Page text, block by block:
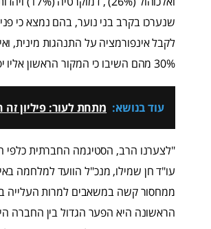
שנערכו בקרב בני נוער, בהם נמצא כי
לקבל אינפורמציה על התנהגות מינית,
30% מהם השיבו כי המקור הראשון אליו יפנו הוא האינטרנט, אחריו החברים (21%) ולאחר מכן ההורים (18%).
עוד בנושא: מתחת לעור: פיליון
הראשונה היא הפער הגדול בין החברה